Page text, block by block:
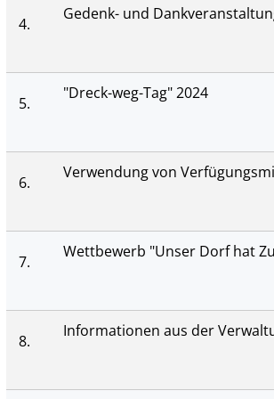
4.
Gedenk- und
5.
"Dreck-weg-Tag" 2024
6.
Verwendung von
7.
Wettbewerb "Unser Dorf hat
8.
Informationen aus der